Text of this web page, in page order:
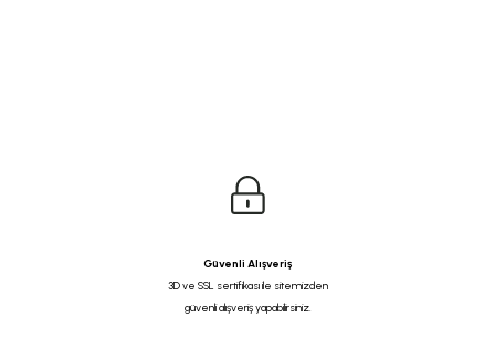
Güvenli Alışveriş
3D ve SSL sertifikası ile sitemizden
güvenli alışveriş yapabilirsiniz.